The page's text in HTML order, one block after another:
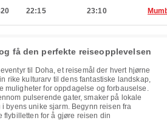
22:15 23:10
få den perfekte reiseopplevelsen
til Doha, et reisemål der hvert hjørne
rike kulturarv til dens fantastiske landskap,
muligheter for oppdagelse og forbauselse.
pulserende gater, smaker på lokale
byens unike sjarm. Begynn reisen fra
flybilletten for å gjøre reisen din